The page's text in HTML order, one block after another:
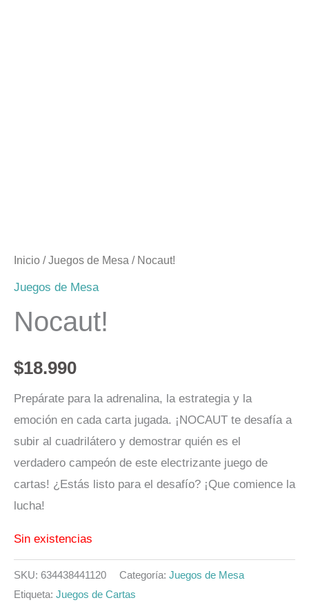
Inicio /Juegos de Mesa / Nocaut!
Juegos de Mesa
Nocaut!
$18.990
Prepárate para la adrenalina, la estrategia y la
emoción en cada carta jugada. ¡NOCAUT te desafía a
subir al cuadrilátero y demostrar quién es el
verdadero campeón de este electrizante juego de
cartas! ¿Estás listo para el desafío? ¡Que comience la
lucha!
Sin existencias
SKU: 634438441120 Categoría: Juegos de Mesa
Etiqueta: Juegos de Cartas